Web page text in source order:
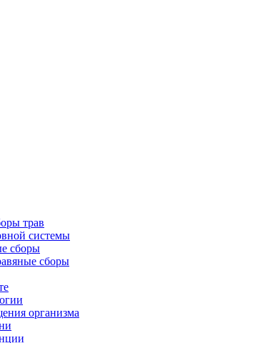
трав
системы
сборы
сборы
организма